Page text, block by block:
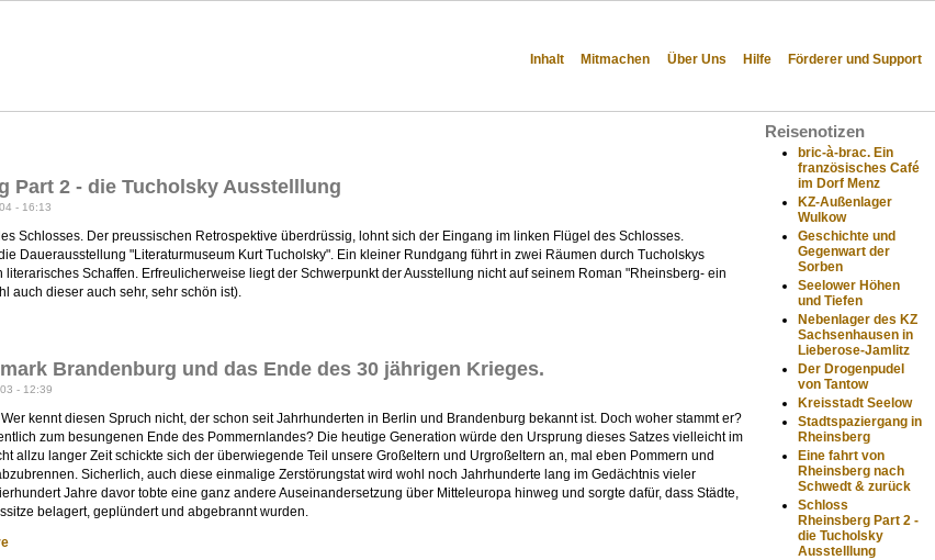
Inhalt Mitmachen Über Uns Hilfe Förderer und Support
Part 2 - die Tucholsky Ausstelllung
- 16:13
Schlosses. Der preussischen Retrospektive überdrüssig, lohnt sich der Eingang im linken Flügel des Schlosses.
Dauerausstellung "Literaturmuseum Kurt Tucholsky". Ein kleiner Rundgang führt in zwei Räumen durch Tucholskys
literarisches Schaffen. Erfreulicherweise liegt der Schwerpunkt der Ausstellung nicht auf seinem Roman "Rheinsberg- ein
auch dieser auch sehr, sehr schön ist).
Brandenburg und das Ende des 30 jährigen Krieges.
- 12:39
kennt diesen Spruch nicht, der schon seit Jahrhunderten in Berlin und Brandenburg bekannt ist. Doch woher stammt er?
zum besungenen Ende des Pommernlandes? Die heutige Generation würde den Ursprung dieses Satzes vielleicht im
allzu langer Zeit schickte sich der überwiegende Teil unsere Großeltern und Urgroßeltern an, mal eben Pommern und
Sicherlich, auch diese einmalige Zerstörungstat wird wohl noch Jahrhunderte lang im Gedächtnis vieler
Jahre davor tobte eine ganz andere Auseinandersetzung über Mitteleuropa hinweg und sorgte dafür, dass Städte,
belagert, geplündert und abgebrannt wurden.
Reisenotizen
bric-à-brac. Ein
französisches Café
im Dorf Menz
KZ-Außenlager
Wulkow
Geschichte und
Gegenwart der
Sorben
Seelower Höhen
und Tiefen
Nebenlager des KZ
Sachsenhausen in
Lieberose-Jamlitz
Der Drogenpudel
von Tantow
Kreisstadt Seelow
Stadtspaziergang in
Rheinsberg
Eine fahrt von
Rheinsberg nach
Schwedt & zurück
Schloss
Rheinsberg Part 2 -
die Tucholsky
Ausstelllung